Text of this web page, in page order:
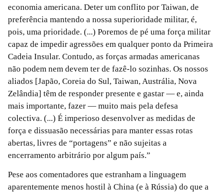
economia americana. Deter um conflito por Taiwan, de
preferência mantendo a nossa superioridade militar, é,
pois, uma prioridade. (...) Poremos de pé uma força militar
capaz de impedir agressões em qualquer ponto da Primeira
Cadeia Insular. Contudo, as forças armadas americanas
não podem nem devem ter de fazê-lo sozinhas. Os nossos
aliados [Japão, Coreia do Sul, Taiwan, Austrália, Nova
Zelândia] têm de responder presente e gastar — e, ainda
mais importante, fazer — muito mais pela defesa
colectiva. (...) É imperioso desenvolver as medidas de
força e dissuasão necessárias para manter essas rotas
abertas, livres de “portagens” e não sujeitas a
encerramento arbitrário por algum país.”
Pese aos comentadores que estranham a linguagem
aparentemente menos hostil à China (e à Rússia) do que a